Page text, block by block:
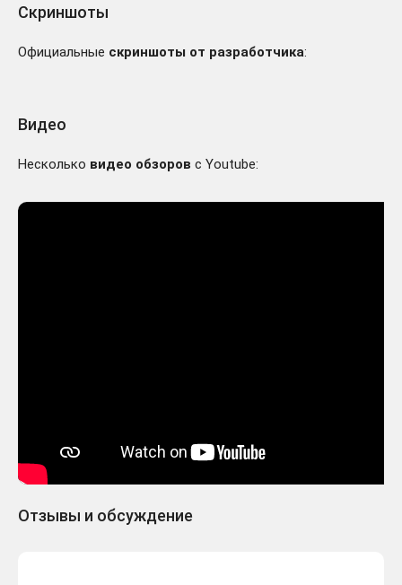
Скриншоты
Официальные скриншоты от разработчика:
Видео
Несколько видео обзоров с Youtube:
Отзывы и обсуждение